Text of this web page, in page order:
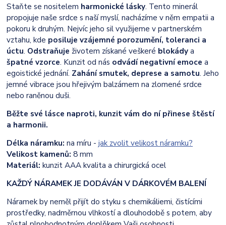
Staňte se nositelem harmonické lásky. Tento minerál
propojuje naše srdce s naší myslí, nacházíme v něm empatii a
pokoru k druhým. Nejvíc jeho sil využijeme v partnerském
vztahu, kde posiluje vzájemné porozumění, toleranci a
úctu. Odstraňuje životem získané veškeré blokádya
špatné vzorce. Kunzit od nás odvádí negativní emoce a
egoistické jednání. Zahání smutek, deprese a samotu. Jeho
jemné vibrace jsou hřejivým balzámem na zlomené srdce
nebo raněnou duši.
Běžte své lásce naproti, kunzit vám do ní přinese štěstí
a harmonii.
Délka náramku:na míru -jak zvolit velikost náramku?
Velikost kamenů:8 mm
Materiál: kunzit AAA kvalita a chirurgická ocel
KAŽDÝ NÁRAMEK JE DODÁVÁN V DÁRKOVÉM BALENÍ
Náramek by neměl přijít do styku s chemikáliemi, čistícími
prostředky, nadměrnou vlhkostí a dlouhodobě s potem, aby